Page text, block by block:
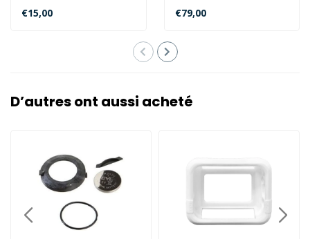
téléphone contre l'eau, la
poussière,..
€15,00
Made in Italy avec Sling
Strap qui..
€79,00
D’autres ont aussi acheté